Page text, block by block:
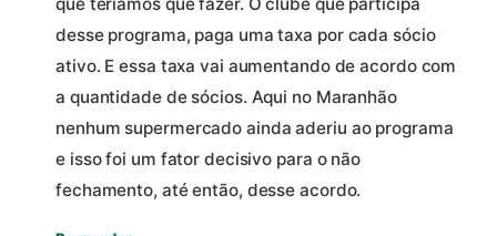
que teríamos que fazer. O clube que participa
desse programa, paga uma taxa por cada sócio
ativo. E essa taxa vai aumentando de acordo com
a quantidade de sócios. Aqui no Maranhão
nenhum supermercado ainda aderiu ao programa
e isso foi um fator decisivo para o não
fechamento, até então, desse acordo.